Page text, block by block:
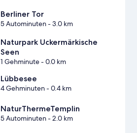
Berliner Tor
5 Autominuten- 3.0 km
Naturpark Uckermärkische
Seen
1 Gehminute- 0.0 km
Lübbesee
4 Gehminuten- 0.4 km
NaturThermeTemplin
5 Autominuten- 2.0 km